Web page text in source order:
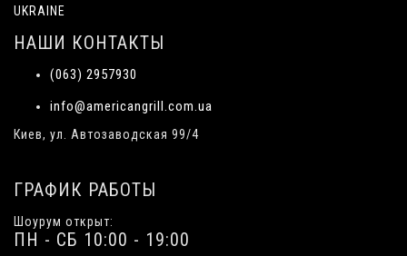
UKRAINE
НАШИ КОНТАКТЫ
(063) 2957930
info@americangrill.com.ua
Киев, ул. Автозаводская 99/4
ГРАФИК РАБОТЫ
Шоурум открыт:
ПН - СБ 10:00 - 19:00